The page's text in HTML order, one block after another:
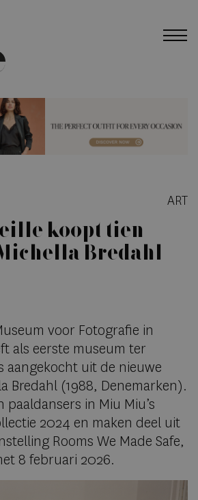
ART
koopt tien
Michella Bredahl
voor Fotografie in
als eerste museum ter
aangekocht uit de nieuwe
Bredahl (1988, Denemarken).
paaldansers in Miu Miu’s
2024 en maken deel uit
Rooms We Made Safe,
8 februari 2026.